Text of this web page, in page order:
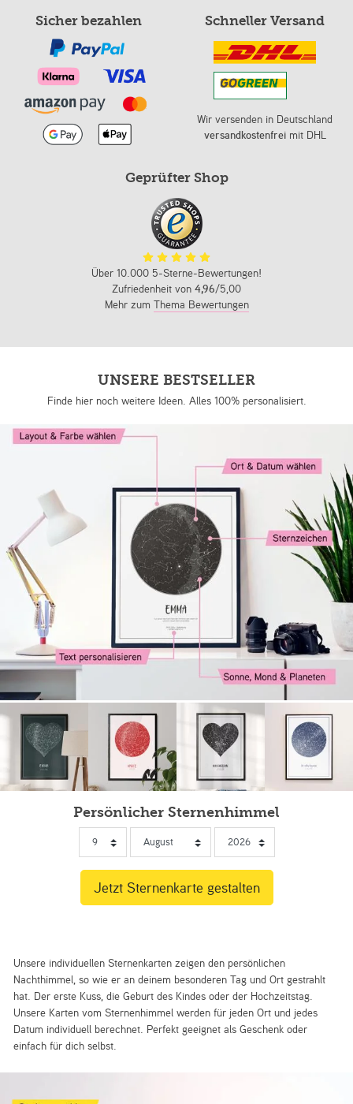
Sicher bezahlen Schneller Versand
Wir versenden in Deutschland
versandkostenfreimit DHL
Geprüfter Shop
Über 10.000 5-Sterne-Bewertungen!
Zufriedenheit von 4,96/5,00
Mehr zum Thema Bewertungen
UNSERE BESTSELLER
Finde hier noch weitere Ideen. Alles 100% personalisiert.
Persönlicher Sternenhimmel
Unsere individuellen Sternenkarten zeigen den persönlichen
Nachthimmel, so wie er an deinem besonderen Tag und Ort gestrahlt
hat. Der erste Kuss, die Geburt des Kindes oder der Hochzeitstag.
Unsere Karten vom Sternenhimmel werden für jeden Ort und jedes
Datum individuell berechnet. Perfekt geeignet als Geschenk oder
einfach für dich selbst.